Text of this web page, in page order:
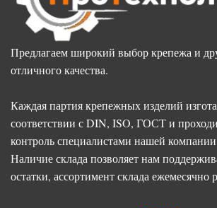
Предлагаем широкий выбор крепежа и
отличного качества.
Каждая партия крепежных изделий
соответствии с DIN, ISO, ГОСТ и
контроль специалистами нашей
Наличие склада позволяет нам
остатки, ассортимент склада ежемесячно